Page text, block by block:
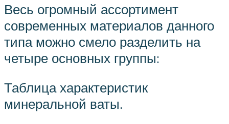
Весь огромный ассортимент
современных материалов данного
типа можно смело разделить на
четыре основных группы:
Таблица характеристик
минеральной ваты.